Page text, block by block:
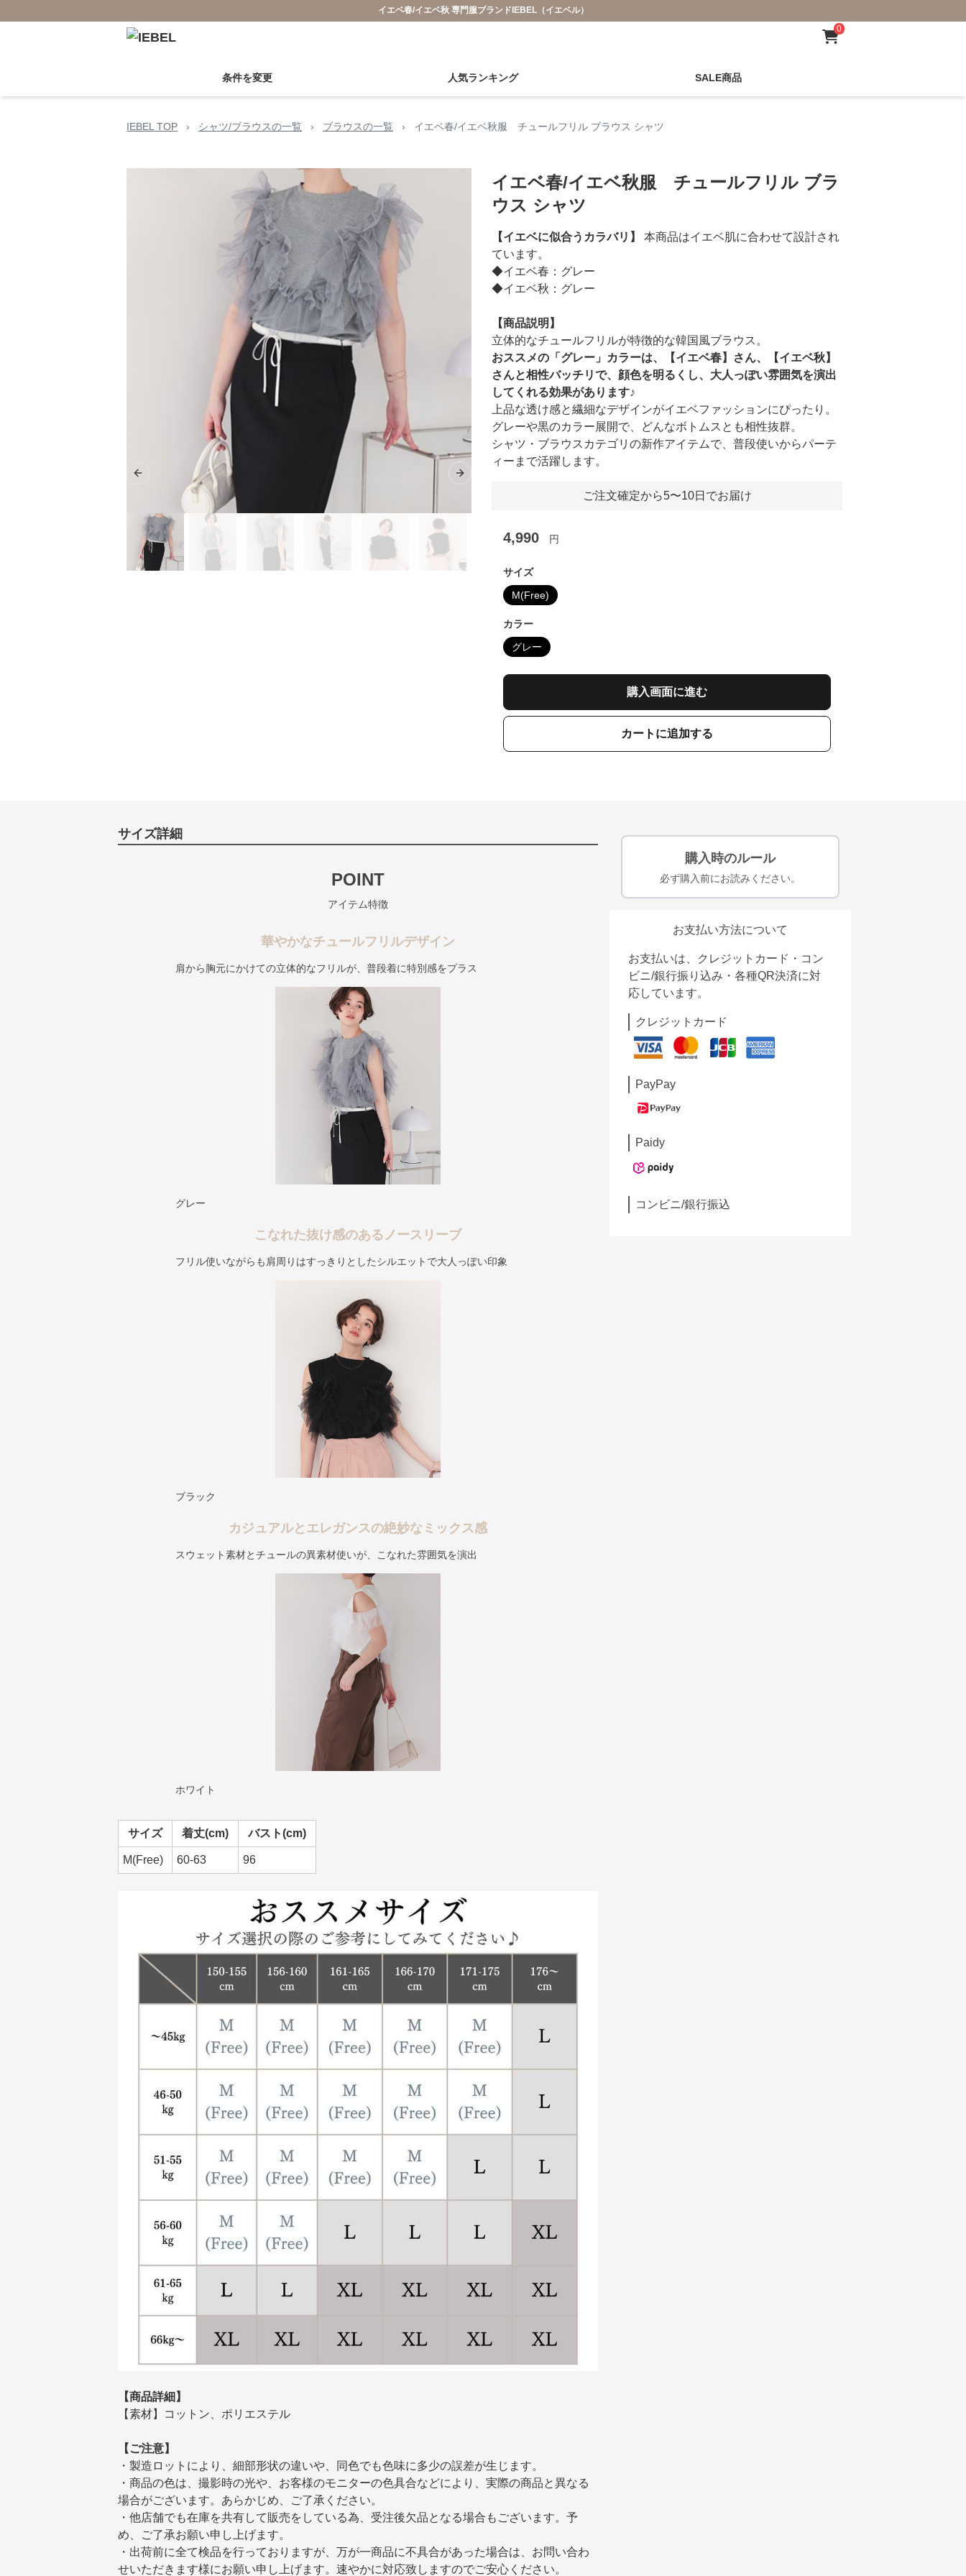
イエベ春/イエベ秋 専門服ブランドIEBEL（イエベル）
0
条件を変更 人気ランキング SALE商品
IEBEL TOP › シャツ/ブラウスの一覧 › ブラウスの一覧 › イエベ春/イエベ秋服 チュールフリル ブラウス シャツ
Previous slide Next slide
イエベ春/イエベ秋服 チュールフリル ブラ
ウス シャツ
【イエベに似合うカラバリ】
本商品はイエベ肌に合わせて設計され
ています。
◆イエベ春：グレー
◆イエベ秋：グレー
【商品説明】
立体的なチュールフリルが特徴的な韓国風ブラウス。
おススメの「グレー」カラーは、【イエベ春】さん、【イエベ秋】
さんと相性バッチリで、顔色を明るくし、大人っぽい雰囲気を演出
してくれる効果があります♪
上品な透け感と繊細なデザインがイエベファッションにぴったり。
グレーや黒のカラー展開で、どんなボトムスとも相性抜群。
シャツ・ブラウスカテゴリの新作アイテムで、普段使いからパーテ
ィーまで活躍します。
ご注文確定から5〜10日でお届け
4,990 円
サイズ
M(Free)
カラー
グレー
購入画面に進む
カートに追加する
サイズ詳細
POINT
アイテム特徴
華やかなチュールフリルデザイン
肩から胸元にかけての立体的なフリルが、普段着に特別感をプラス
グレー
こなれた抜け感のあるノースリーブ
フリル使いながらも肩周りはすっきりとしたシルエットで大人っぽい印象
ブラック
カジュアルとエレガンスの絶妙なミックス感
スウェット素材とチュールの異素材使いが、こなれた雰囲気を演出
ホワイト
サイズ 着丈(cm) バスト(cm)
M(Free) 60-63 96
【商品詳細】
【素材】コットン、ポリエステル
【ご注意】
・製造ロットにより、細部形状の違いや、同色でも色味に多少の誤差が生じます。
・商品の色は、撮影時の光や、お客様のモニターの色具合などにより、実際の商品と異なる
場合がございます。あらかじめ、ご了承ください。
・他店舗でも在庫を共有して販売をしている為、受注後欠品となる場合もございます。予
め、ご了承お願い申し上げます。
・出荷前に全て検品を行っておりますが、万が一商品に不具合があった場合は、お問い合わ
せいただきます様にお願い申し上げます。速やかに対応致しますのでご安心ください。
購入時のルール
必ず購入前にお読みください。
お支払い方法について
お支払いは、クレジットカード・コン
ビニ/銀行振り込み・各種QR決済に対
応しています。
クレジットカード
PayPay
Paidy
コンビニ/銀行振込